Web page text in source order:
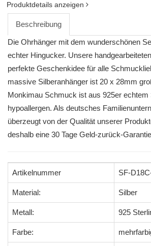
Produktdetails anzeigen
Beschreibung
Die Ohrhänger mit dem wunderschönen
echter Hingucker. Unsere
perfekte Geschenkidee für alle
massive Silberanhänger ist 20 x 28mm
Monkimau Schmuck ist aus 925er echtem
hypoallergen. Als deutsches
überzeugt von der Qualität unserer
deshalb eine 30 Tage Geld-zurück-
Artikelnummer SF-
Material: Silber
Metall: 925
Farbe: